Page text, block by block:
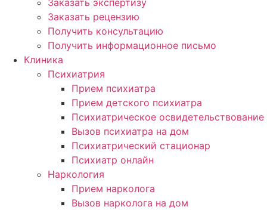
Заказать рецензию
Получить консультацию
Получить информационное письмо
Клиника
Психиатрия
Прием психиатра
Прием детского психиатра
Психиатрическое освидетельствование
Вызов психиатра на дом
Психиатрический стационар
Психиатр онлайн
Наркология
Прием нарколога
Вызов нарколога на дом